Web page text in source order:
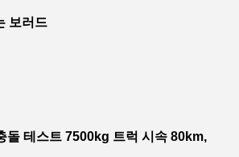
보러드
돌 테스트 7500kg 트럭 시속 80km,